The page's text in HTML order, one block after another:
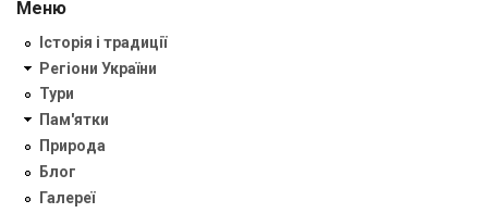
Меню
Історія і традиції
Регіони України
Тури
Пам'ятки
Природа
Блог
Галереї